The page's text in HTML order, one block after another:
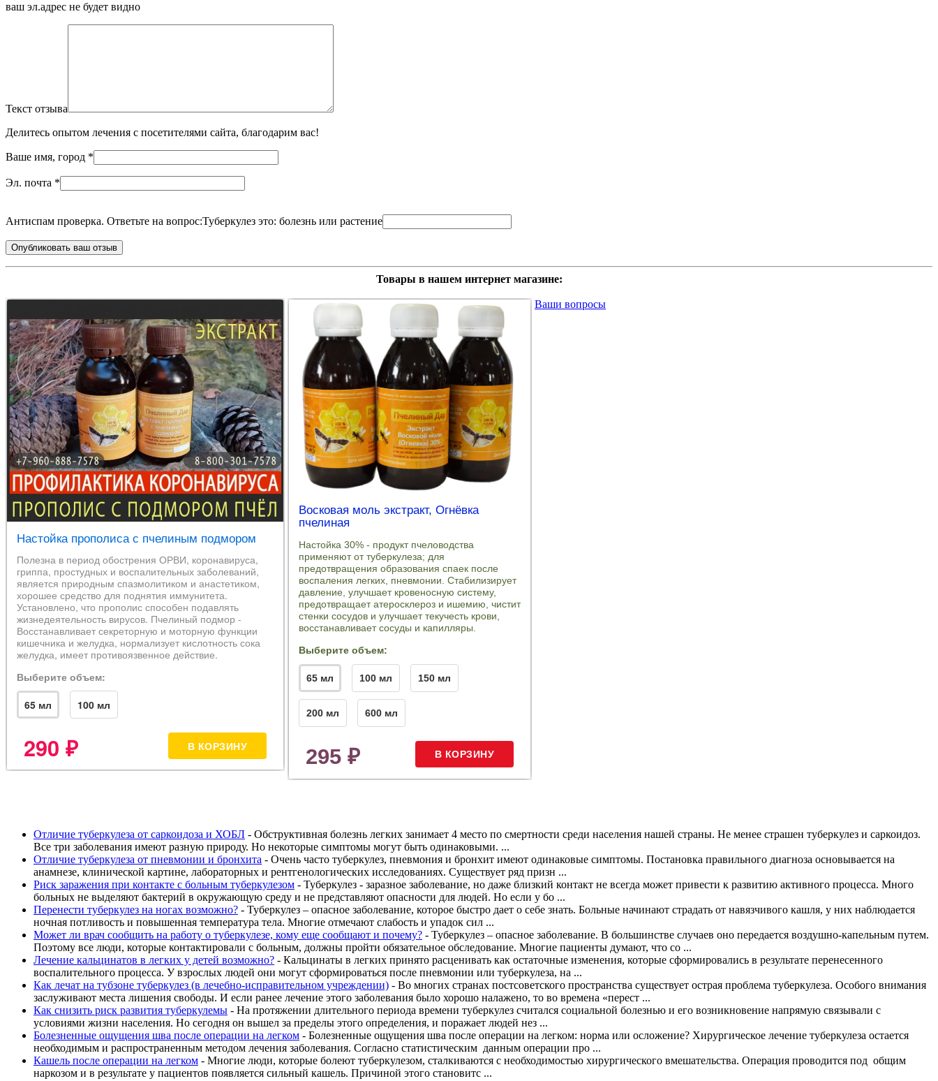
ваш эл.адрес не будет видно
Текст отзыва
Делитесь опытом лечения с посетителями сайта, благодарим вас!
Ваше имя, город *
Эл. почта *
Антиспам проверка. Ответьте на вопрос:Туберкулез это: болезнь или растение
Товары в нашем интернет магазине:
Ваши вопросы
Отличие туберкулеза от саркоидоза и ХОБЛ - Обструктивная болезнь легких занимает 4 место по смертности среди населения нашей страны. Не менее страшен туберкулез и саркоидоз.
Все три заболевания имеют разную природу. Но некоторые симптомы могут быть одинаковыми. ...
Отличие туберкулеза от пневмонии и бронхита - Очень часто туберкулез, пневмония и бронхит имеют одинаковые симптомы. Постановка правильного диагноза основывается на
анамнезе, клинической картине, лабораторных и рентгенологических исследованиях. Существует ряд призн ...
Риск заражения при контакте с больным туберкулезом - Туберкулез - заразное заболевание, но даже близкий контакт не всегда может привести к развитию активного процесса. Много
больных не выделяют бактерий в окружающую среду и не представляют опасности для людей. Но если у бо ...
Перенести туберкулез на ногах возможно? - Туберкулез – опасное заболевание, которое быстро дает о себе знать. Больные начинают страдать от навязчивого кашля, у них наблюдается
ночная потливость и повышенная температура тела. Многие отмечают слабость и упадок сил ...
Может ли врач сообщить на работу о туберкулезе, кому еще сообщают и почему? - Туберкулез – опасное заболевание. В большинстве случаев оно передается воздушно-капельным путем.
Поэтому все люди, которые контактировали с больным, должны пройти обязательное обследование. Многие пациенты думают, что со ...
Лечение кальцинатов в легких у детей возможно? - Кальцинаты в легких принято расценивать как остаточные изменения, которые сформировались в результате перенесенного
воспалительного процесса. У взрослых людей они могут сформироваться после пневмонии или туберкулеза, на ...
Как лечат на тубзоне туберкулез (в лечебно-исправительном учреждении) - Во многих странах постсоветского пространства существует острая проблема туберкулеза. Особого внимания
заслуживают места лишения свободы. И если ранее лечение этого заболевания было хорошо налажено, то во времена «перест ...
Как снизить риск развития туберкулемы - На протяжении длительного периода времени туберкулез считался социальной болезнью и его возникновение напрямую связывали с
условиями жизни населения. Но сегодня он вышел за пределы этого определения, и поражает людей нез ...
Болезненные ощущения шва после операции на легком - Болезненные ощущения шва после операции на легком: норма или осложение? Хирургическое лечение туберкулеза остается
необходимым и распространенным методом лечения заболевания. Согласно статистическим данным операции про ...
Кашель после операции на легком - Многие люди, которые болеют туберкулезом, сталкиваются с необходимостью хирургического вмешательства. Операция проводится под общим
наркозом и в результате у пациентов появляется сильный кашель. Причиной этого становитс ...